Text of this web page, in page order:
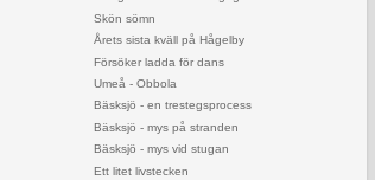
Skön sömn
Årets sista kväll på Hågelby
Försöker ladda för dans
Umeå - Obbola
Bäsksjö - en trestegsprocess
Bäsksjö - mys på stranden
Bäsksjö - mys vid stugan
Ett litet livstecken